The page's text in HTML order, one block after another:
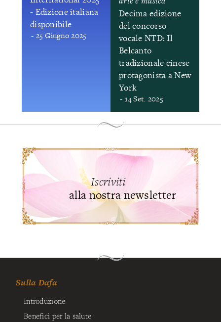
- Edizione italiana
disponibile
- 25 Giugno 2025
Decima edizione
del concorso
vocale NTD: Il
Belcanto
tradizionale cinese
protagonista a New
York
- 14 Set. 2025
Iscriviti
alla nostra newsletter
Sulla Dafa
Introduzione
Benefici per la salute